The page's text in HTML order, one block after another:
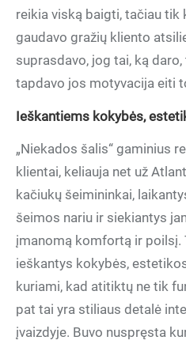
reikia viską baigti, tačiau tik
gaudavo gražių kliento
suprasdavo, jog tai, ką
tapdavo jos motyvacija eiti
Ieškantiems kokybės,
„Niekados šalis“ gaminius
klientai, keliauja net už
kačiukų šeimininkai,
šeimos nariu ir siekiantys
įmanomą komfortą ir poilsį.
ieškantys kokybės,
kuriami, kad atitiktų ne tik
pat tai yra stiliaus detalė
įvaizdyje. Buvo nuspręsta